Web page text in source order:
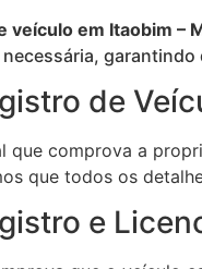
veículo em Itaobim –
de
que comprova a
que todos os
e